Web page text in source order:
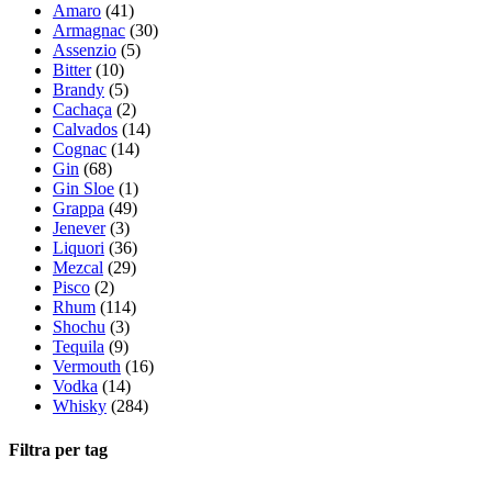
Amaro (41)
Armagnac (30)
Assenzio (5)
Bitter (10)
Brandy (5)
Cachaça (2)
Calvados (14)
Cognac (14)
Gin (68)
Gin Sloe (1)
Grappa (49)
Jenever (3)
Liquori (36)
Mezcal (29)
Pisco (2)
Rhum (114)
Shochu (3)
Tequila (9)
Vermouth (16)
Vodka (14)
Whisky (284)
Filtra per tag